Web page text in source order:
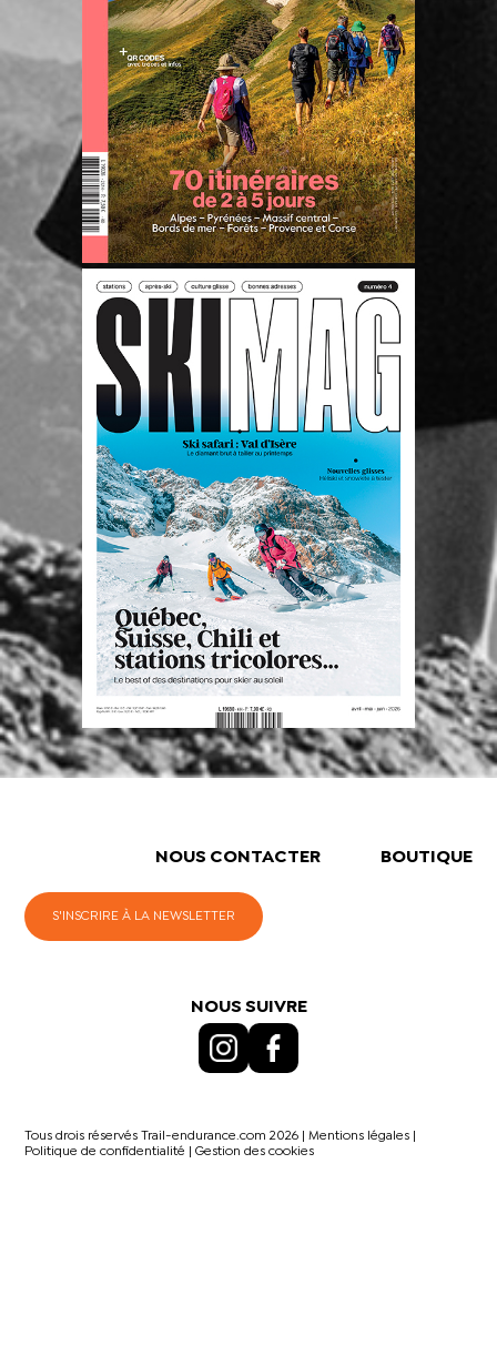
NOUS CONTACTER BOUTIQUE
S'INSCRIRE À LA NEWSLETTER
NOUS SUIVRE
Tous drois réservés Trail-endurance.com 2026 |Mentions légales
Politique de confidentialité
|Gestion des cookies